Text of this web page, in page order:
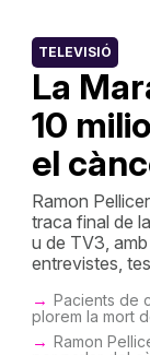
La
10
el
TELEVISIÓ
Ramon
traca final de
u de TV3,
entrevistes,
Pacients de
plorem la mort
Ramon